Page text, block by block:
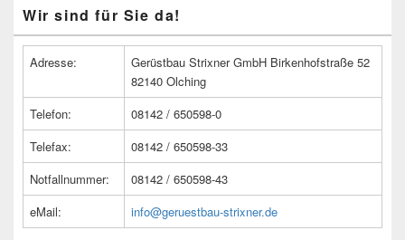
Seitenleisten
Widget-
Wir sind für Sie da!
Adresse:
Gerüstbau Strixner GmbH Birkenhofstraße 52
82140 Olching
Telefon:
08142 / 650598-0
Telefax:
08142 / 650598-33
Notfallnummer:
08142 / 650598-43
eMail:
info@geruestbau-strixner.de